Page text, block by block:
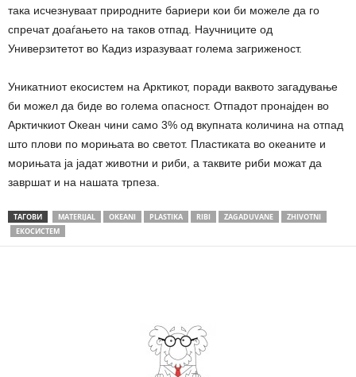
така исчезнуваат природните бариери кои би можеле да го
спречат доаѓањето на таков отпад. Научниците од
Универзитетот во Кадиз изразуваат голема загриженост.
Уникатниот екосистем на Арктикот, поради ваквото загадување
би можел да биде во голема опасност. Отпадот пронајден во
Арктичкиот Океан чини само 3% од вкупната количина на отпад
што плови по морињата во светот. Пластиката во океаните и
морињата ја јадат животни и риби, а таквите риби можат да
завршат и на нашата трпеза.
ТАГОВИ MATERIJAL OKEANI PLASTIKA RIBI ZAGADUVANE
ZHIVOTNI
ЕКОСИСТЕМ